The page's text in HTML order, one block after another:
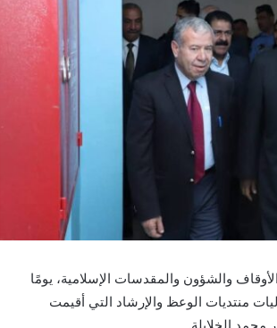
والشؤون والمقدسات الإسلامية، يومًا
منتديات الوعظ والإرشاد التي أقيمت